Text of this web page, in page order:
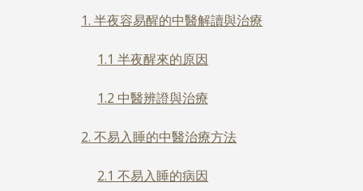
1. 半夜容易醒的中醫解讀與治療
1.1 半夜醒來的原因
1.2 中醫辨證與治療
2. 不易入睡的中醫治療方法
2.1 不易入睡的病因